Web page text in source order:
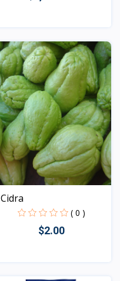
Vista
Cidra
( 0 )
$2.00